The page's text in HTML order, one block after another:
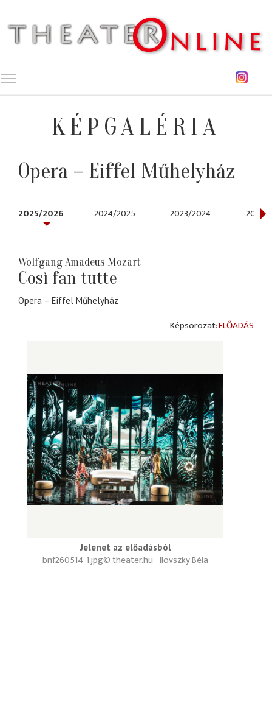
KÉPGALÉRIA
Opera – Eiffel Műhelyház
2025/2026 2024/2025 2023/2024 2021/
Wolfgang Amadeus Mozart
Così fan tutte
Opera – Eiffel Műhelyház
ELŐADÁS
Jelenet az előadásból
© theater.hu - Ilovszky Béla
bnf260514-1.jpg